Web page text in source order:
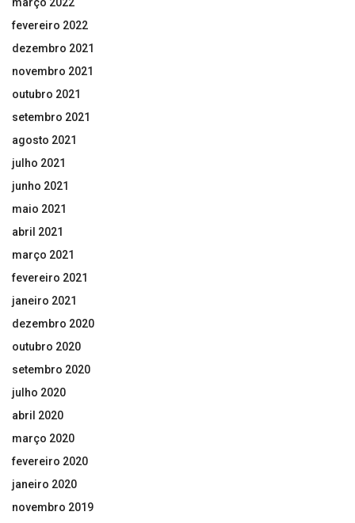
fevereiro 2022
dezembro 2021
novembro 2021
outubro 2021
setembro 2021
agosto 2021
julho 2021
junho 2021
maio 2021
abril 2021
março 2021
fevereiro 2021
janeiro 2021
dezembro 2020
outubro 2020
setembro 2020
julho 2020
abril 2020
março 2020
fevereiro 2020
janeiro 2020
novembro 2019